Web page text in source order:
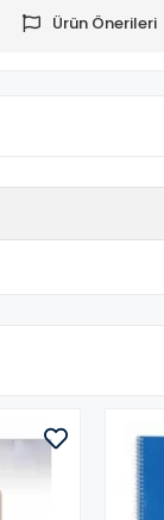
Ürün Önerileri